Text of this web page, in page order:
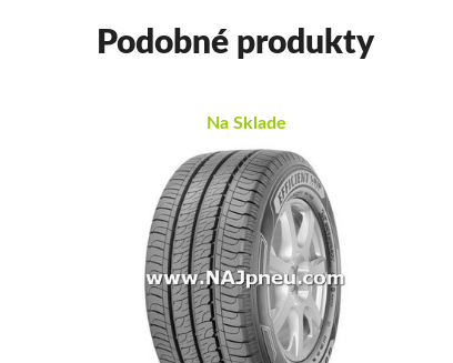
Podobné produkty
Na Sklade